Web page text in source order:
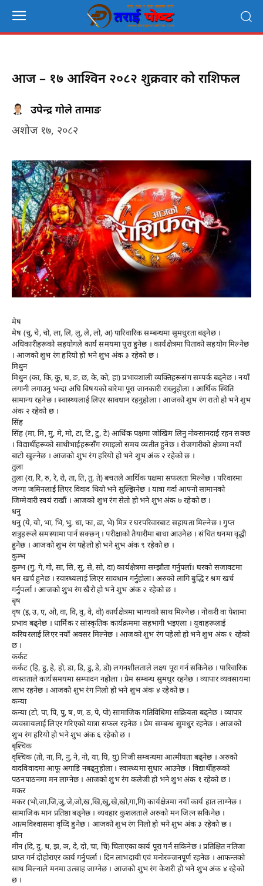
आज – १७ आश्विन २०८२ शुक्रवार को राशिफल
उपेन्द्र गोले तामाङ
अशोज १७, २०८२
मेष
मेष (चु, चे, चो, ला, लि, लु, ले, लो, अ) पारिवारिक सम्बन्धमा सुमधुरता बढ्नेछ ।
अधिकारीहरूको सहयोगले कार्य समयमा पूरा हुनेछ । कार्यक्षेत्रमा पिताको सहयोग मिल्नेछ
। आजको शुभ रंग हरियो हो भने शुभ अंक ३ रहेको छ ।
मिथुन
मिथुन (का, कि, कु, घ, ङ, छ, के, को, हा) प्रभावशाली व्यक्तिहरूसंग सम्पर्क बढ्नेछ । नयाँ
लगानी लगाउनु भन्दा अघि विषयको बारेमा पूरा जानकारी राख्नुहोला । आर्थिक स्थिति
सामान्य रहनेछ । स्वास्थ्यलाई लिएर सावधान रहनुहोला । आजको शुभ रंग रातो हो भने शुभ
अंक २ रहेको छ ।
सिंह
सिंह (मा, मि, मु, मे, मो, टा, टि, टु, टे) आर्थिक पक्षमा जोखिम लिनु नोक्सानदाई रहन सक्छ
। विद्यार्थीहरूको साथीभाईहरूसँग रमाइलो समय व्यतीत हुनेछ । रोजगारीको क्षेत्रमा नयाँ
बाटो खुल्नेछ । आजको शुभ रंग हरियो हो भने शुभ अंक २ रहेको छ ।
तुला
तुला (रा, रि, रु, रे, रो, ता, ति, तु, ते) बचतले आर्थिक पक्षमा सफलता मिल्नेछ । परिवारमा
जग्गा जमिनलाई लिएर विवाद थियो भने सुल्झिनेछ । यात्रा गर्दा आफ्नो सामानको
जिम्मेवारी स्वयं राखौं । आजको शुभ रंग सेतो हो भने शुभ अंक ७ रहेको छ ।
धनु
धनु (ये, यो, भा, भि, भु, धा, फा, ढा, भे) मित्र र घरपरिवारबाट सहायता मिल्नेछ । गुप्त
शत्रुहरूले समस्यामा पार्न सक्छन् । परीक्षाको तैयारीमा बाधा आउनेछ । संचित धनमा वृद्धी
हुनेछ । आजको शुभ रंग पहेलो हो भने शुभ अंक ९ रहेको छ ।
कुम्भ
कुम्भ (गु, गे, गो, सा, सि, सु, से, सो, दा) कार्यक्षेत्रमा सम्झौता गर्नुपर्ला। घरको सजावटमा
धन खर्च हुनेछ । स्वास्थ्यलाई लिएर सावधान गर्नुहोला। अरुको लागि बुद्धि र श्रम खर्च
गर्नुपर्ला । आजको शुभ रंग खैरो हो भने शुभ अंक २ रहेको छ ।
बृष
वृष (इ, उ, ए, ओ, वा, वि, वु, वे, वो) कार्यक्षेत्रमा भाग्यको साथ मिल्नेछ । नोकरी वा पेशामा
प्रभाव बढ्नेछ । धार्मिक र सांस्कृतिक कार्यक्रममा सहभागी भइएला । युवाहरूलाई
करियरलाई लिएर नयाँ अवसर मिल्नेछ । आजको शुभ रंग पहेलो हो भने शुभ अंक १ रहेको
छ ।
कर्कट
कर्कट (हि, हु, हे, हो, डा, डि, डु, डे, डो) लगनशीलताले लक्ष्य पूरा गर्न सकिनेछ । पारिवारिक
व्यस्तताले कार्यसमयमा सम्पादन नहोला । प्रेम सम्बन्ध सुमधुर रहनेछ । व्यापार व्यवसायमा
लाभ रहनेछ । आजको शुभ रंग निलो हो भने शुभ अंक ४ रहेको छ ।
कन्या
कन्या (टो, पा, पि, पु, ष, ण, ठ, पे, पो) सामाजिक गतिविधिमा सक्रियता बढ्नेछ । व्यापार
व्यवसायलाई लिएर गरिएको यात्रा सफल रहनेछ । प्रेम सम्बन्ध सुमधुर रहनेछ । आजको
शुभ रंग हरियो हो भने शुभ अंक ६ रहेको छ ।
बृश्चिक
वृश्चिक (तो, ना, नि, नु, ने, नो, या, यि, यु) निजी सम्बन्धमा आत्मीयता बढ्नेछ । अरुको
वादविवादमा आफू अगाडि नबढ्नुहोला । स्वास्थ्यमा सुधार आउनेछ । विद्यार्थीहरूको
पठनपाठनमा मन लाग्नेछ । आजको शुभ रंग कलेजी हो भने शुभ अंक १ रहेको छ ।
मकर
मकर (भो,जा,जि,जु,जे,जो,ख,खि,खु,खे,खो,गा,गि) कार्यक्षेत्रमा नयाँ कार्य हात लाग्नेछ ।
सामाजिक मान प्रतिष्ठा बढ्नेछ । व्यवहार कुशलताले अरुको मन जित्न सकिनेछ ।
आत्मविश्वासमा वृध्दि हुनेछ । आजको शुभ रंग निलो हो भने शुभ अंक ३ रहेको छ ।
मीन
मीन (दि, दु, थ, झ, ञ, दे, दो, चा, चि) चिताएका कार्य पूरा गर्न सकिनेछ । प्रतिक्षित नतिजा
प्राप्त गर्न दोहोराएर कार्य गर्नुपर्ला । दिन लाभदायी एवं मनोरञ्जनपूर्ण रहनेछ । आफन्तको
साथ मिल्नाले मनमा उत्साह जाग्नेछ । आजको शुभ रंग केशरी हो भने शुभ अंक ४ रहेको
छ ।